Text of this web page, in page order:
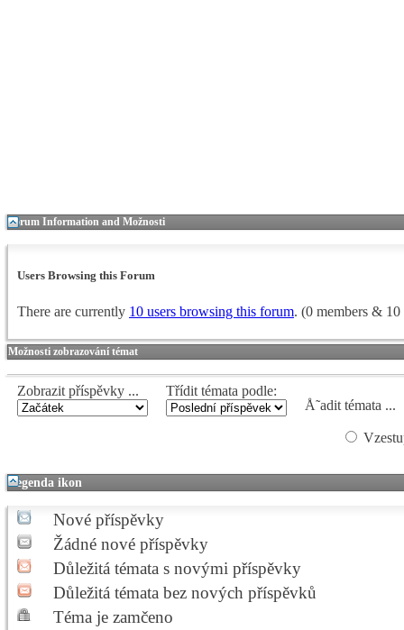
Forum Information and Možnosti
Users Browsing this Forum
There are currently 10 users browsing this forum. (0 members & 10
Možnosti zobrazování témat
Zobrazit příspěvky ...
Třídit témata podle:
Å˜adit témata ...
Legenda ikon
Nové příspěvky
Žádné nové příspěvky
Důležitá témata s novými příspěvky
Důležitá témata bez nových příspěvků
Téma je zamčeno